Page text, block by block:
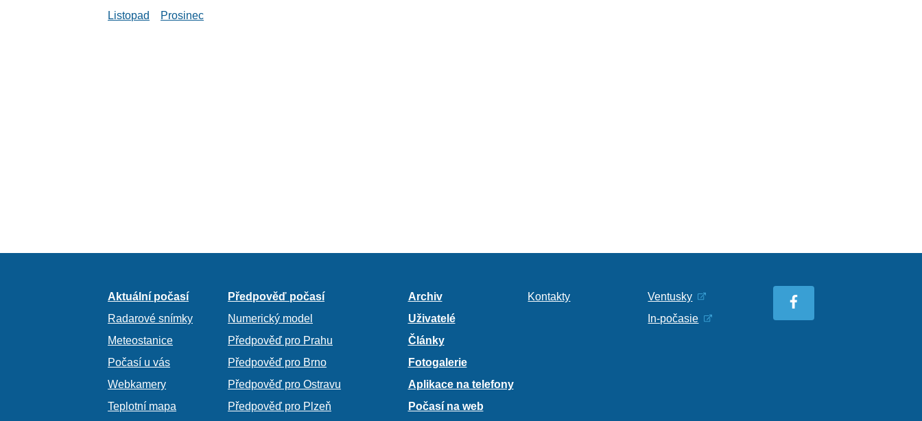
Listopad
Prosinec
Aktuální počasí
Radarové snímky
Meteostanice
Počasí u vás
Webkamery
Teplotní mapa
Předpověď počasí
Numerický model
Předpověď pro Prahu
Předpověď pro Brno
Předpověď pro Ostravu
Předpověď pro Plzeň
Archiv
Uživatelé
Články
Fotogalerie
Aplikace na telefony
Počasí na web
Kontakty
Ventusky
In-počasie